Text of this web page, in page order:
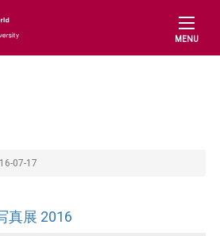
MENU
07-17
真展 2016